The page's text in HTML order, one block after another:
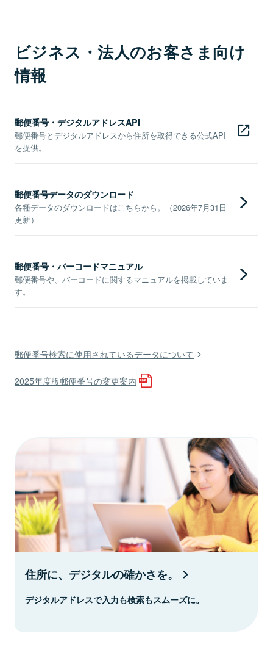
ビジネス・法人のお客さま向け
情報
郵便番号・デジタルアドレスAPI
郵便番号とデジタルアドレスから住所を取得できる公式API
を提供。
郵便番号データのダウンロード
各種データのダウンロードはこちらから。（2026年7月31日
更新）
郵便番号・バーコードマニュアル
郵便番号や、バーコードに関するマニュアルを掲載していま
す。
郵便番号検索に使用されているデータについて
2025年度版郵便番号の変更案内
住所に、デジタルの確かさを。
デジタルアドレスで入力も検索もスムーズに。